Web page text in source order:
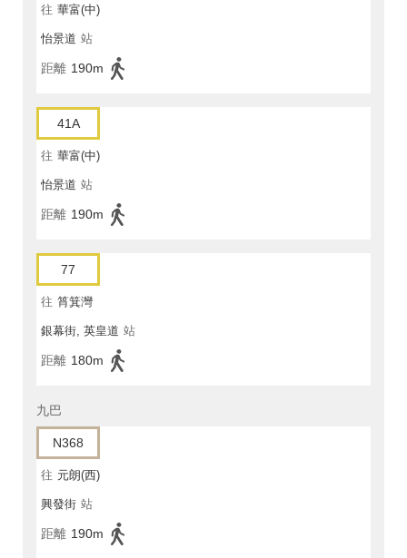
往 華富(中)
怡景道 站
距離 190m
41A
往 華富(中)
怡景道 站
距離 190m
77
往 筲箕灣
銀幕街, 英皇道 站
距離 180m
九巴
N368
往 元朗(西)
興發街 站
距離 190m